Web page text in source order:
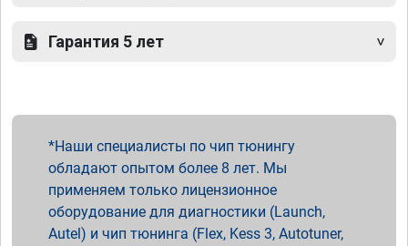
Гарантия 5 лет
Наши специалисты по чип тюнингу
обладают опытом более 8 лет. Мы
применяем только лицензионное
оборудование для диагностики (Launch,
Autel) и чип тюнинга (Flex, Kess 3, Autotuner,